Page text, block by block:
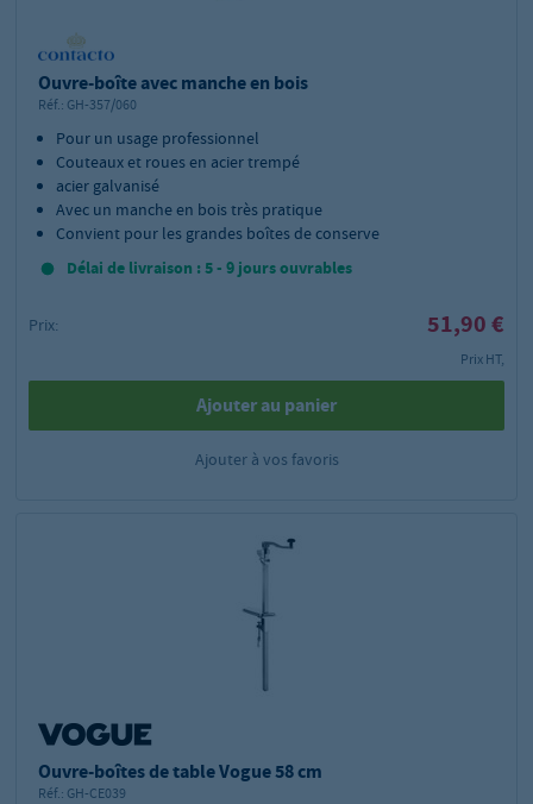
Ouvre-boîte avec manche en bois
Réf.: GH-357/060
Pour un usage professionnel
Couteaux et roues en acier trempé
acier galvanisé
Avec un manche en bois très pratique
Convient pour les grandes boîtes de conserve
Délai de livraison : 5 - 9 jours ouvrables
Prix: 51,90 €
Prix HT,
Ajouter au panier
Ajouter à vos favoris
Ouvre-boîtes de table Vogue 58 cm
Réf.: GH-CE039